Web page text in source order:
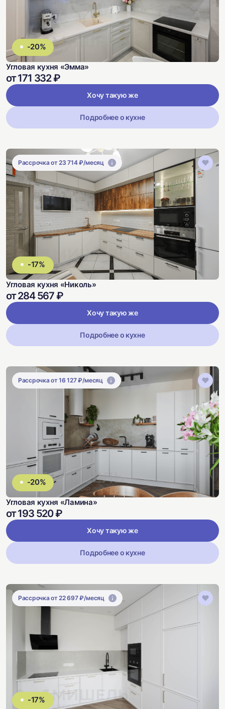
-20%
Угловая кухня «Эмма»
от 171 332 ₽
Хочу такую же
Подробнее о кухне
Рассрочка от 23 714 ₽/месяц
-17%
Угловая кухня «Николь»
от 284 567 ₽
Хочу такую же
Подробнее о кухне
Рассрочка от 16 127 ₽/месяц
-20%
Угловая кухня «Ламина»
от 193 520 ₽
Хочу такую же
Подробнее о кухне
Рассрочка от 22 697 ₽/месяц
-17%